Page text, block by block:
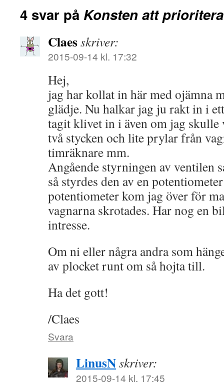
4 svar på Konsten att prioritera
Claesskriver:
2015-09-14 kl. 17:32
Hej,
jag har kollat in här med ojämna
glädje. Nu halkar jag ju rakt in i
tagit klivet in i även om jag
två stycken och lite prylar från
timräknare mm.
Angående styrningen av ventilen
så styrdes den av en
potentiometer kom jag över för
vagnarna skrotades. Har nog en
intresse.
Om ni eller några andra som
av plocket runt om så hojta till.
Ha det gott!
/Claes
Svara
LinusNskriver:
2015-09-14 kl. 17:45